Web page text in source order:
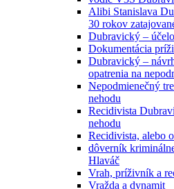
Alibi Stanislava
30 rokov
Dubravický –
Dokumentácia
Dubravický –
opatrenia na
Nepodmienečný
nehodu
Recidivista
nehodu
Recidivista, alebo
dôverník
Hlaváč
Vrah, príživník a
Vražda a dynamit